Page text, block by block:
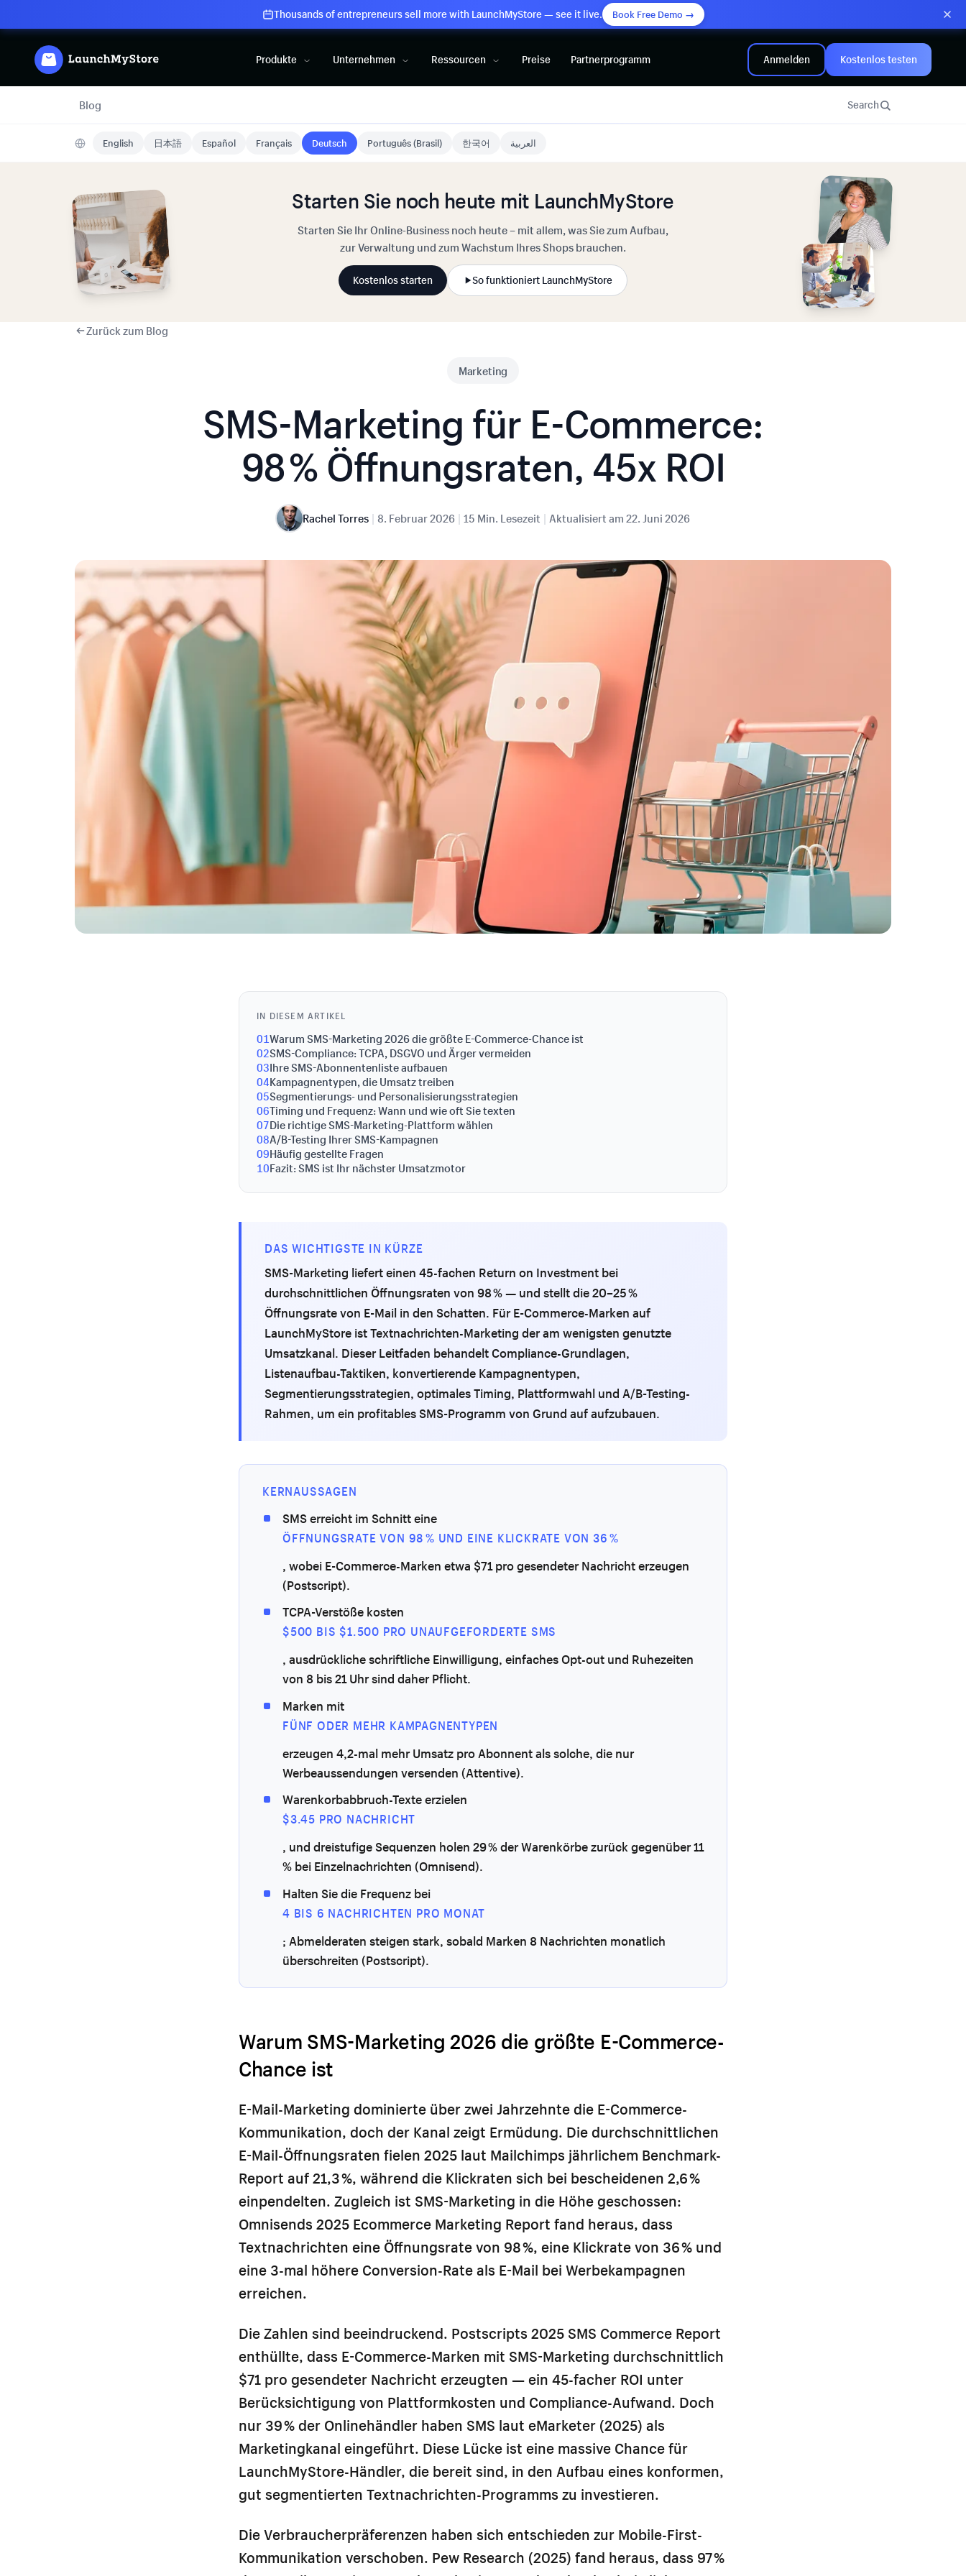
Thousands of entrepreneurs sell more with LaunchMyStore — see it live. Book Free Demo →
Produkte Unternehmen Ressourcen Preise Partnerprogramm Anmelden Kostenlos testen
Blog Search
English 日本語 Español Français Deutsch Português (Brasil) 한국어 العربية
Starten Sie noch heute mit LaunchMyStore
Starten Sie Ihr Online-Business noch heute – mit allem, was Sie zum Aufbau,
zur Verwaltung und zum Wachstum Ihres Shops brauchen.
Kostenlos starten So funktioniert LaunchMyStore
Zurück zum Blog
Marketing
SMS-Marketing für E-Commerce:
98 % Öffnungsraten, 45x ROI
Rachel Torres | 8. Februar 2026 | 15 Min. Lesezeit | Aktualisiert am 22. Juni 2026
IN DIESEM ARTIKEL
01Warum SMS-Marketing 2026 die größte E-Commerce-Chance ist
02SMS-Compliance: TCPA, DSGVO und Ärger vermeiden
03Ihre SMS-Abonnentenliste aufbauen
04Kampagnentypen, die Umsatz treiben
05Segmentierungs- und Personalisierungsstrategien
06Timing und Frequenz: Wann und wie oft Sie texten
07Die richtige SMS-Marketing-Plattform wählen
08A/B-Testing Ihrer SMS-Kampagnen
09Häufig gestellte Fragen
10Fazit: SMS ist Ihr nächster Umsatzmotor
DAS WICHTIGSTE IN KÜRZE
SMS-Marketing liefert einen 45-fachen Return on Investment bei
durchschnittlichen Öffnungsraten von 98 % — und stellt die 20–25 %
Öffnungsrate von E-Mail in den Schatten. Für E-Commerce-Marken auf
LaunchMyStore ist Textnachrichten-Marketing der am wenigsten genutzte
Umsatzkanal. Dieser Leitfaden behandelt Compliance-Grundlagen,
Listenaufbau-Taktiken, konvertierende Kampagnentypen,
Segmentierungsstrategien, optimales Timing, Plattformwahl und A/B-Testing-
Rahmen, um ein profitables SMS-Programm von Grund auf aufzubauen.
KERNAUSSAGEN
SMS erreicht im Schnitt eine
ÖFFNUNGSRATE VON 98 % UND EINE KLICKRATE VON 36 %
, wobei E-Commerce-Marken etwa $71 pro gesendeter Nachricht erzeugen
(Postscript).
TCPA-Verstöße kosten
$500 BIS $1.500 PRO UNAUFGEFORDERTE SMS
, ausdrückliche schriftliche Einwilligung, einfaches Opt-out und Ruhezeiten
von 8 bis 21 Uhr sind daher Pflicht.
Marken mit
FÜNF ODER MEHR KAMPAGNENTYPEN
erzeugen 4,2-mal mehr Umsatz pro Abonnent als solche, die nur
Werbeaussendungen versenden (Attentive).
Warenkorbabbruch-Texte erzielen
$3.45 PRO NACHRICHT
, und dreistufige Sequenzen holen 29 % der Warenkörbe zurück gegenüber 11
% bei Einzelnachrichten (Omnisend).
Halten Sie die Frequenz bei
4 BIS 6 NACHRICHTEN PRO MONAT
; Abmelderaten steigen stark, sobald Marken 8 Nachrichten monatlich
überschreiten (Postscript).
Warum SMS-Marketing 2026 die größte E-Commerce-
Chance ist
E-Mail-Marketing dominierte über zwei Jahrzehnte die E-Commerce-
Kommunikation, doch der Kanal zeigt Ermüdung. Die durchschnittlichen
E-Mail-Öffnungsraten fielen 2025 laut Mailchimps jährlichem Benchmark-
Report auf 21,3 %, während die Klickraten sich bei bescheidenen 2,6 %
einpendelten. Zugleich ist SMS-Marketing in die Höhe geschossen:
Omnisends 2025 Ecommerce Marketing Report fand heraus, dass
Textnachrichten eine Öffnungsrate von 98 %, eine Klickrate von 36 % und
eine 3-mal höhere Conversion-Rate als E-Mail bei Werbekampagnen
erreichen.
Die Zahlen sind beeindruckend. Postscripts 2025 SMS Commerce Report
enthüllte, dass E-Commerce-Marken mit SMS-Marketing durchschnittlich
$71 pro gesendeter Nachricht erzeugten — ein 45-facher ROI unter
Berücksichtigung von Plattformkosten und Compliance-Aufwand. Doch
nur 39 % der Onlinehändler haben SMS laut eMarketer (2025) als
Marketingkanal eingeführt. Diese Lücke ist eine massive Chance für
LaunchMyStore-Händler, die bereit sind, in den Aufbau eines konformen,
gut segmentierten Textnachrichten-Programms zu investieren.
Die Verbraucherpräferenzen haben sich entschieden zur Mobile-First-
Kommunikation verschoben. Pew Research (2025) fand heraus, dass 97 %